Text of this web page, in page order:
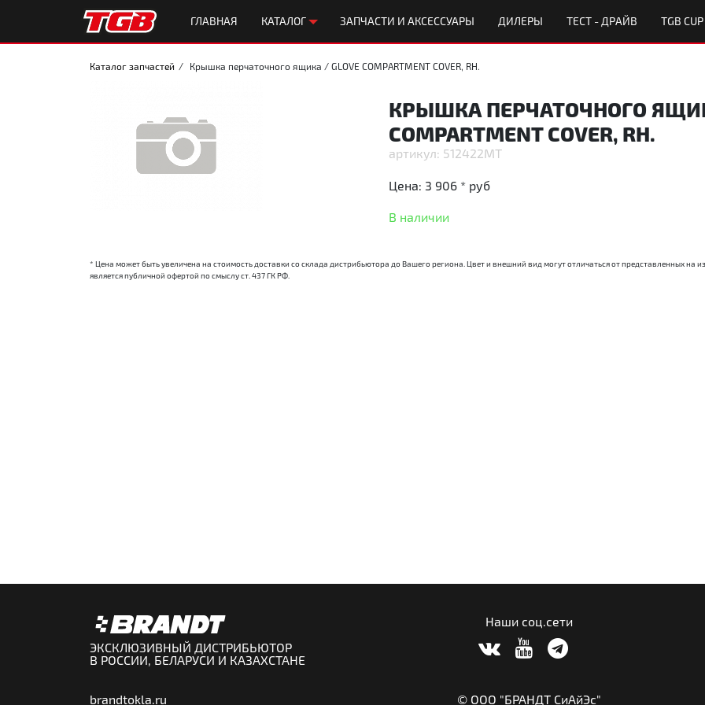
ГЛАВНАЯ КАТАЛОГ ЗАПЧАСТИ И АКСЕССУАРЫ ДИЛЕРЫ ТЕСТ - ДРАЙВ TGB CUP
Каталог запчастей Крышка перчаточного ящика / GLOVE COMPARTMENT COVER, RH.
КРЫШКА ПЕРЧАТОЧНОГО
COMPARTMENT COVER, RH.
512422MT
Цена: 3 906 * руб
В наличии
* Цена может быть увеличена на стоимость доставки со склада дистрибьютора до Вашего региона. Цвет и внешний вид могут отличаться от представленных
является публичной офертой по смыслу ст. 437 ГК РФ.
ЭКСКЛЮЗИВНЫЙ ДИСТРИБЬЮТОР
В РОССИИ, БЕЛАРУСИ И КАЗАХСТАНЕ
Наши соц.сети
brandtokla.ru © ООО "БРАНДТ СиАйЭс"